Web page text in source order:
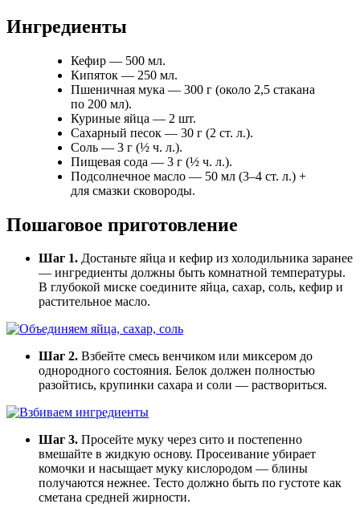
Ингредиенты
Кефир — 500 мл.
Кипяток — 250 мл.
Пшеничная мука — 300 г (около 2,5 стакана
по 200 мл).
Куриные яйца — 2 шт.
Сахарный песок — 30 г (2 ст. л.).
Соль — 3 г (½ ч. л.).
Пищевая сода — 3 г (½ ч. л.).
Подсолнечное масло — 50 мл (3–4 ст. л.) +
для смазки сковороды.
Пошаговое приготовление
Шаг 1. Достаньте яйца и кефир из холодильника заранее
— ингредиенты должны быть комнатной температуры.
В глубокой миске соедините яйца, сахар, соль, кефир и
растительное масло.
Шаг 2. Взбейте смесь венчиком или миксером до
однородного состояния. Белок должен полностью
разойтись, крупинки сахара и соли — раствориться.
Шаг 3. Просейте муку через сито и постепенно
вмешайте в жидкую основу. Просеивание убирает
комочки и насыщает муку кислородом — блины
получаются нежнее. Тесто должно быть по густоте как
сметана средней жирности.